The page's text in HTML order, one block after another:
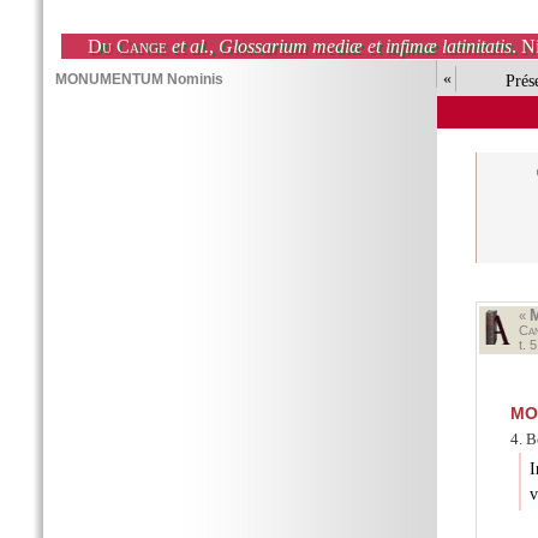
Du Cange et al., Glossarium mediæ et infimæ latinitatis.
«
«
t.
4.